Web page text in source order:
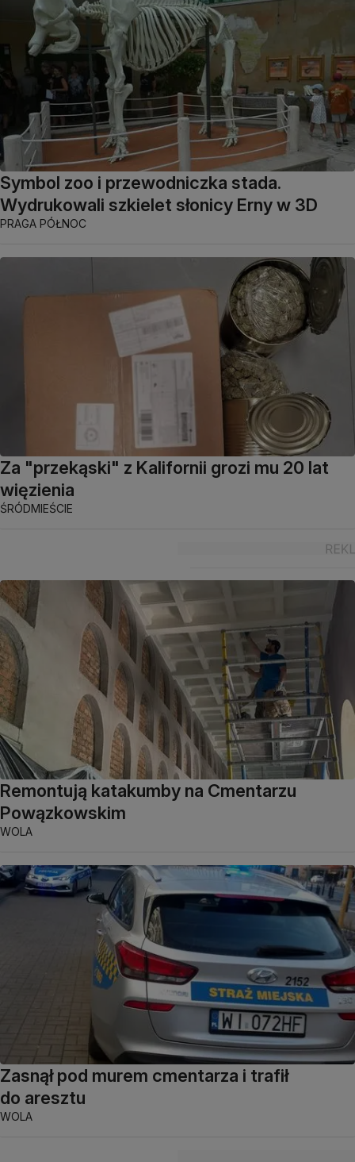
Symbol zoo i przewodniczka stada.
Wydrukowali szkielet słonicy Erny w 3D
PRAGA PÓŁNOC
Za "przekąski" z Kalifornii grozi mu 20 lat
więzienia
ŚRÓDMIEŚCIE
Remontują katakumby na Cmentarzu
Powązkowskim
WOLA
Zasnął pod murem cmentarza i trafił
do aresztu
WOLA